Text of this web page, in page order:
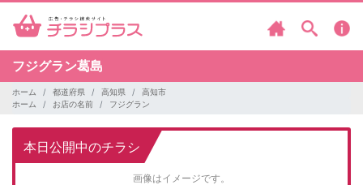
フジグラン葛島
ホーム 都道府県 高知県
高知市
ホーム
お店の名前 フジグラン
本日公開中のチラシ
画像はイメージです。